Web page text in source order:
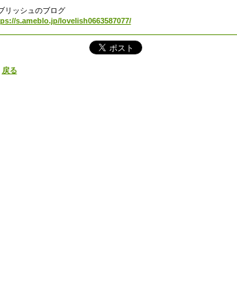
リッシュのブログ
s.ameblo.jp/lovelish0663587077/
戻る